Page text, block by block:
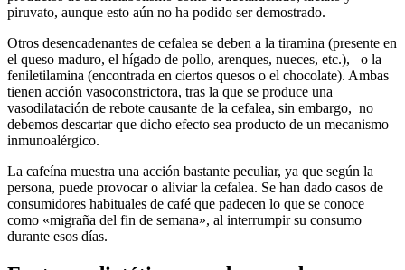
piruvato, aunque esto aún no ha podido ser demostrado.
Otros desencadenantes de cefalea se deben a la tiramina (presente en
el queso maduro, el hígado de pollo, arenques, nueces, etc.), o la
feniletilamina (encontrada en ciertos quesos o el chocolate). Ambas
tienen acción vasoconstrictora, tras la que se produce una
vasodilatación de rebote causante de la cefalea, sin embargo, no
debemos descartar que dicho efecto sea producto de un mecanismo
inmunoalérgico.
La cafeína muestra una acción bastante peculiar, ya que según la
persona, puede provocar o aliviar la cefalea. Se han dado casos de
consumidores habituales de café que padecen lo que se conoce
como «migraña del fin de semana», al interrumpir su consumo
durante esos días.